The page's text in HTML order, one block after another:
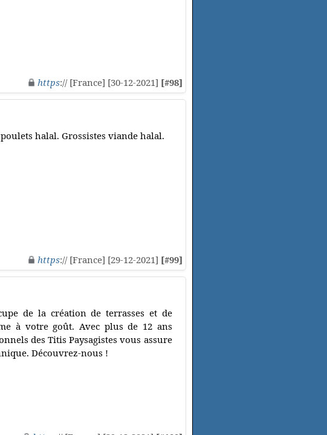
https:// [France] [30-12-2021] [#98]
halal. Grossistes viande halal.
https:// [France] [29-12-2021] [#99]
de la création de terrasses et de
à votre goût. Avec plus de 12 ans
des Titis Paysagistes vous assure
Découvrez-nous !